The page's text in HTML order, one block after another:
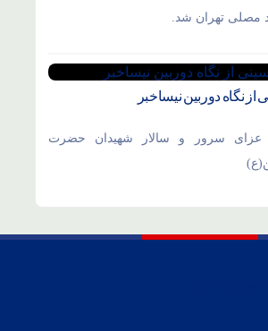
مصلی تهران شد.
نگاه دوربین نیساخبر
عزای سرور و سالار شهیدان حضرت